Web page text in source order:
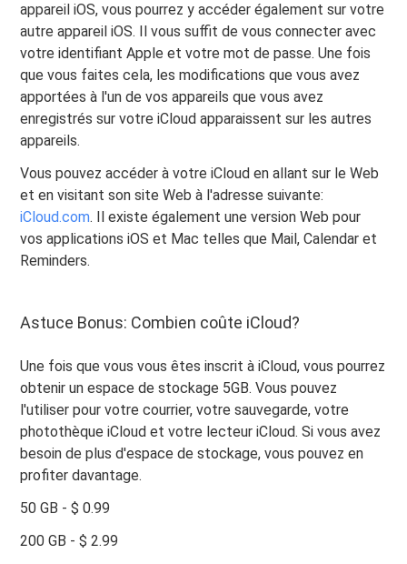
appareil iOS, vous pourrez y accéder également sur votre
autre appareil iOS. Il vous suffit de vous connecter avec
votre identifiant Apple et votre mot de passe. Une fois
que vous faites cela, les modifications que vous avez
apportées à l'un de vos appareils que vous avez
enregistrés sur votre iCloud apparaissent sur les autres
appareils.
Vous pouvez accéder à votre iCloud en allant sur le Web
et en visitant son site Web à l'adresse suivante:
iCloud.com. Il existe également une version Web pour
vos applications iOS et Mac telles que Mail, Calendar et
Reminders.
Astuce Bonus: Combien coûte iCloud?
Une fois que vous vous êtes inscrit à iCloud, vous pourrez
obtenir un espace de stockage 5GB. Vous pouvez
l'utiliser pour votre courrier, votre sauvegarde, votre
photothèque iCloud et votre lecteur iCloud. Si vous avez
besoin de plus d'espace de stockage, vous pouvez en
profiter davantage.
50 GB - $ 0.99
200 GB - $ 2.99